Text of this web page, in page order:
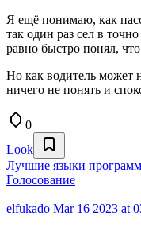
Я ещё понимаю, как
так один раз сел в
равно быстро понял,
Но как водитель может
ничего не понять и
0
Look
Лучшие языки
Голосование
elfukado Mar 16 2023 at